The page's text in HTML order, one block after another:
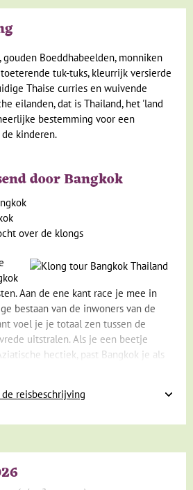
en geografie
en gidsen
Boeddhabeelden, monniken
tuk-tuks, kleurrijk versierde
Thaise curries en wuivende
eilanden, dat is Thailand, het 'land
bestemming voor een
kinderen.
door Bangkok
over de klongs
Aan de ene kant race je mee in
bestaan van de inwoners van de
voel je je totaal zen tussen de
uitstralen. Als je een beetje
hectiek, past Bangkok je als
Bangkok van een andere kant
River die de stad in tweeën
de reisbeschrijving